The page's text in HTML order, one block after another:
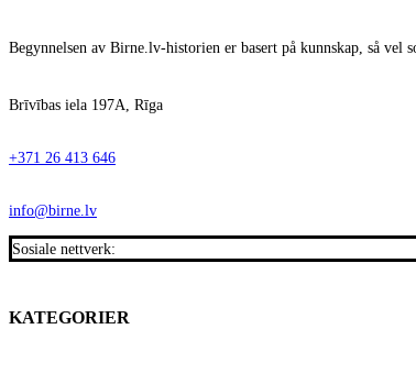
Begynnelsen av Birne.lv-historien er basert på kunnskap, så
Brīvības iela 197A, Rīga
+371 26 413 646
info@birne.lv
Sosiale nettverk:
KATEGORIER